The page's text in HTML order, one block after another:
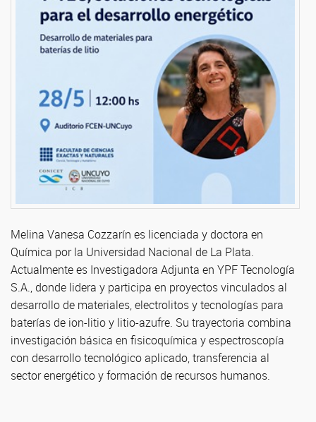
Melina Vanesa Cozzarín es licenciada y doctora en
Química por la Universidad Nacional de La Plata.
Actualmente es Investigadora Adjunta en YPF Tecnología
S.A., donde lidera y participa en proyectos vinculados al
desarrollo de materiales, electrolitos y tecnologías para
baterías de ion-litio y litio-azufre. Su trayectoria combina
investigación básica en fisicoquímica y espectroscopía
con desarrollo tecnológico aplicado, transferencia al
sector energético y formación de recursos humanos.